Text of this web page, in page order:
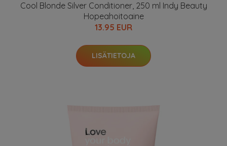
Cool Blonde Silver Conditioner, 250 ml Indy Beauty
Hopeahoitoaine
13.95 EUR
LISÄTIETOJA